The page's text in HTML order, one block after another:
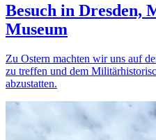
Besuch in Dresden,
Museum
Zu Ostern machten wir uns auf
zu treffen und dem
abzustatten.